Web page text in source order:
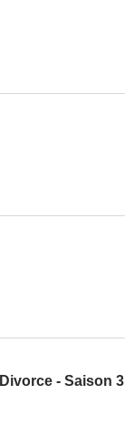
- Saison 3